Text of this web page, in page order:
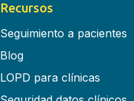
Recursos
Seguimiento a pacientes
Blog
LOPD para clínicas